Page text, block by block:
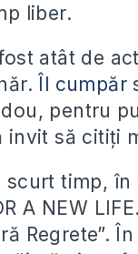
liber.
atât de
Îl cumpăr
pentru
invit să citiți
scurt timp, în
A NEW
Regrete”.